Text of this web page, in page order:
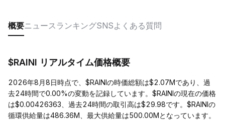
概要ニュース ランキングSNSよくある質問
$RAINI リアルタイム価格概要
2026年8月8日時点で、$RAINIの時価総額は$2.07Mであり、過
去24時間で0.00%の変動を記録しています。$RAINIの現在の価格
は$0.00426363、過去24時間の取引高は$29.98です。$RAINIの
循環供給量は486.36M、最大供給量は500.00Mとなっています。